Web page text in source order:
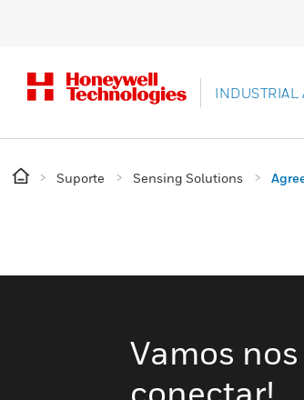
INDUSTRIAL
Suporte Sensing Solutions
Vamos nos